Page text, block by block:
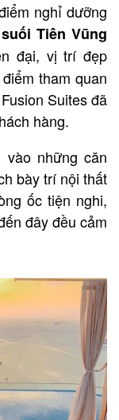
nghỉ dưỡng
suối Tiên Vũng
đại, vị trí đẹp
tham quan
Suites đã
hàng.
những căn
bày trí nội thất
ốc tiện nghi,
đây đều cảm